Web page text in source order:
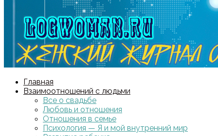
Главная
Взаимоотношений с людьми
Все о свадьбе
Любовь и отношения
Отношения в семье
Психология — Я и мой внутренний мир